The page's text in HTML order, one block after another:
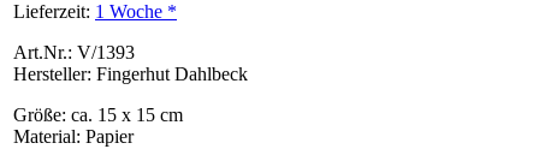
Lieferzeit: 1 Woche *
Art.Nr.: V/1393
Hersteller: Fingerhut Dahlbeck
Größe: ca. 15 x 15 cm
Material: Papier